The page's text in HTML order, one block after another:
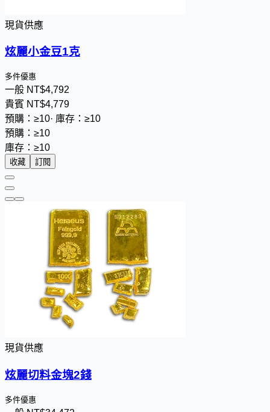
現貨供應
炫麗小金豆1克
多件優惠
一般 NT$4,792
貴賓 NT$4,779
預購：≥10· 庫存：≥10
預購：≥10
庫存：≥10
收藏 訂閱
現貨供應
炫麗切料金塊2錢
多件優惠